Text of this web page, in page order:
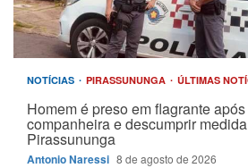
NOTÍCIAS PIRASSUNUNGA ÚLTIMAS
Homem é preso em flagrante
companheira e descumprir
Pirassununga
Antonio Naressi 8 de agosto de 2026